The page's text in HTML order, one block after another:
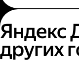
Яндекс
других